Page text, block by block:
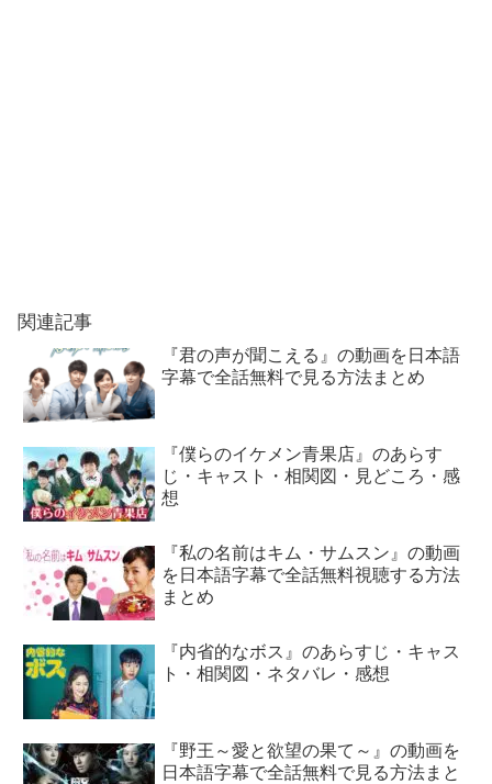
関連記事
『君の声が聞こえる』の動画を日本語
字幕で全話無料で見る方法まとめ
『僕らのイケメン青果店』のあらす
じ・キャスト・相関図・見どころ・感
想
『私の名前はキム・サムスン』の動画
を日本語字幕で全話無料視聴する方法
まとめ
『内省的なボス』のあらすじ・キャス
ト・相関図・ネタバレ・感想
『野王～愛と欲望の果て～』の動画を
日本語字幕で全話無料で見る方法まと